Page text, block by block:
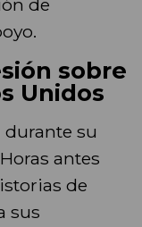
de
sobre
Unidos
durante su
antes
de
sus